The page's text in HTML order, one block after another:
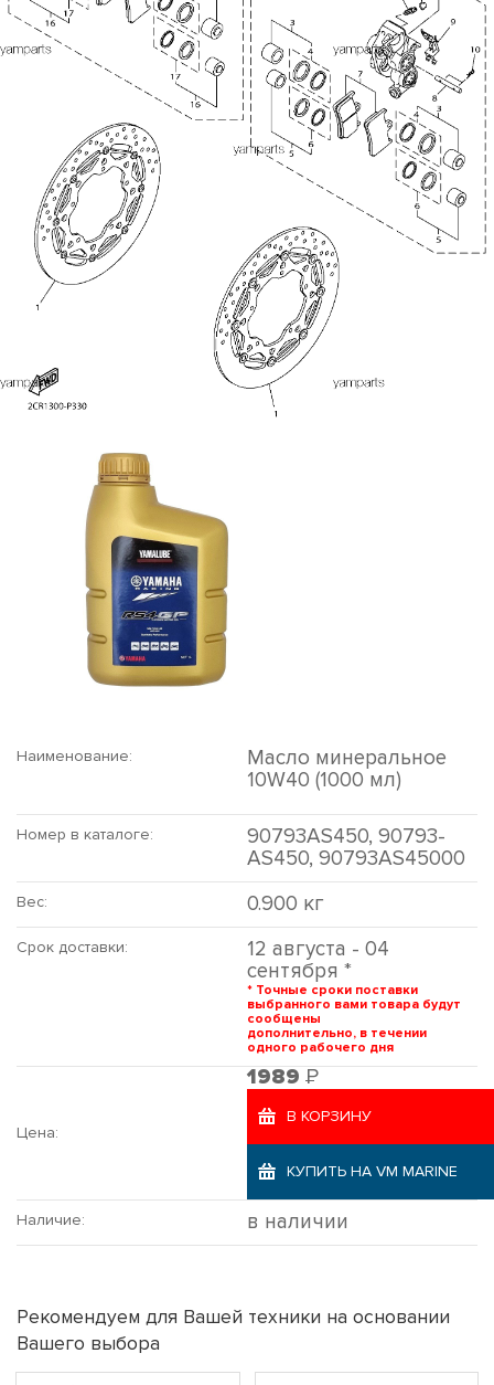
Наименование:
Масло минеральное
10W40 (1000 мл)
Номер в каталоге:
90793AS450, 90793-
AS450, 90793AS45000
Вес: 0.900 кг
Срок доставки:
12 августа - 04
сентября *
* Точные сроки поставки
выбранного вами товара будут
сообщены
дополнительно, в течении
одного рабочего дня
Цена:
1989 Р
В КОРЗИНУ
КУПИТЬ НА VM MARINE
Наличие: в наличии
Рекомендуем для Вашей техники на основании
Вашего выбора